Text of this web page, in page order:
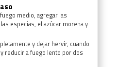
medio, agregar las
especias, el azúcar morena y
y dejar hervir, cuando
reducir a fuego lento por dos